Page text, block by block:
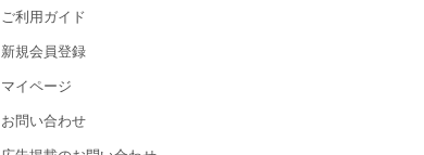
ご利用ガイド
新規会員登録
マイページ
お問い合わせ